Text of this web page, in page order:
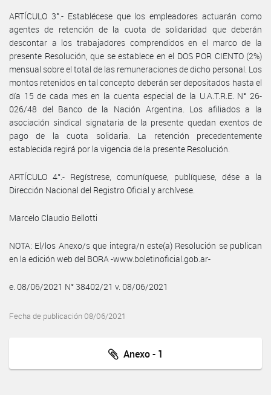
ARTÍCULO 3°.- Establécese que los empleadores actuarán como
agentes de retención de la cuota de solidaridad que deberán
descontar a los trabajadores comprendidos en el marco de la
presente Resolución, que se establece en el DOS POR CIENTO (2%)
mensual sobre el total de las remuneraciones de dicho personal. Los
montos retenidos en tal concepto deberán ser depositados hasta el
día 15 de cada mes en la cuenta especial de la U.A.T.R.E. N° 26-
026/48 del Banco de la Nación Argentina. Los afiliados a la
asociación sindical signataria de la presente quedan exentos de
pago de la cuota solidaria. La retención precedentemente
establecida regirá por la vigencia de la presente Resolución.
ARTÍCULO 4°.- Regístrese, comuníquese, publíquese, dése a la
Dirección Nacional del Registro Oficial y archívese.
Marcelo Claudio Bellotti
NOTA: El/los Anexo/s que integra/n este(a) Resolución se publican
en la edición web del BORA -www.boletinoficial.gob.ar-
e. 08/06/2021 N° 38402/21 v. 08/06/2021
Fecha de publicación 08/06/2021
Anexo - 1